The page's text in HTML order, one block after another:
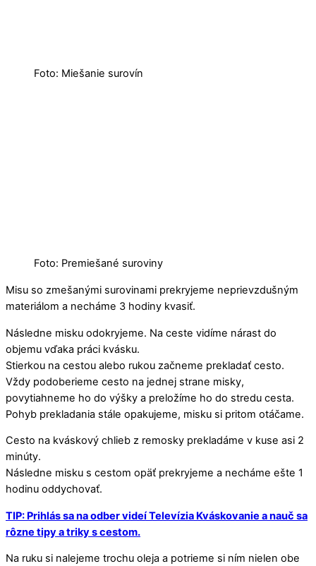
Foto: Miešanie surovín
Foto: Premiešané suroviny
Misu so zmešanými surovinami prekryjeme neprievzdušným
materiálom a necháme 3 hodiny kvasiť.
Následne misku odokryjeme. Na ceste vidíme nárast do
objemu vďaka práci kvásku.
Stierkou na cestou alebo rukou začneme prekladať cesto.
Vždy podoberieme cesto na jednej strane misky,
povytiahneme ho do výšky a preložíme ho do stredu cesta.
Pohyb prekladania stále opakujeme, misku si pritom otáčame.
Cesto na kváskový chlieb z remosky prekladáme v kuse asi 2
minúty.
Následne misku s cestom opäť prekryjeme a necháme ešte 1
hodinu oddychovať.
TIP: Prihlás sa na odber videí Televízia Kváskovanie a nauč sa
rôzne tipy a triky s cestom.
Na ruku si nalejeme trochu oleja a potrieme si ním nielen obe